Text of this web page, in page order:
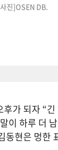
진]OSEN DB.
후가 되자 “
이 하루 더
동현은 멍한